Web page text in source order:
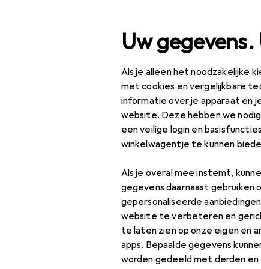
Uw gegevens.
Als je alleen het noodzakelijke
met cookies en vergelijkbare
informatie over je apparaat en
website. Deze hebben we
een veilige login en
winkelwagentje te kunnen
Als je overal mee instemt,
gegevens daarnaast gebruiken
gepersonaliseerde
website te verbeteren en
te laten zien op onze eigen en
apps. Bepaalde gegevens
worden gedeeld met derden en
Productassortiment